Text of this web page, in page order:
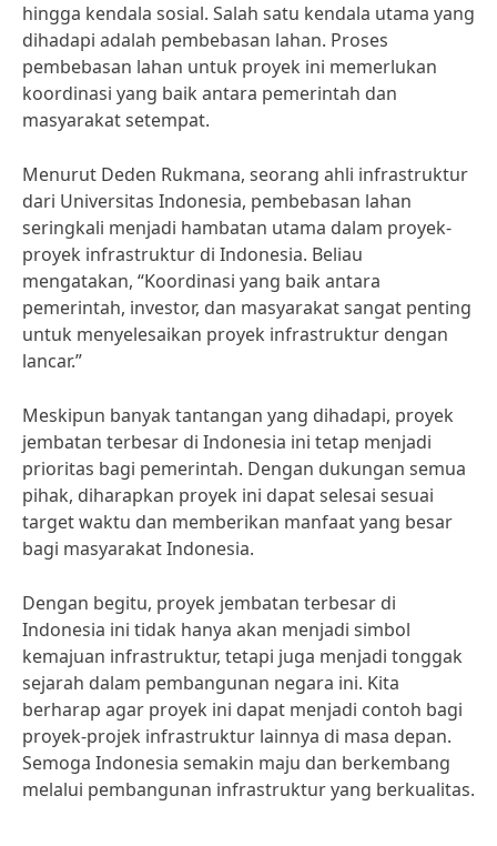
hingga kendala sosial. Salah satu kendala utama yang
dihadapi adalah pembebasan lahan. Proses
pembebasan lahan untuk proyek ini memerlukan
koordinasi yang baik antara pemerintah dan
masyarakat setempat.
Menurut Deden Rukmana, seorang ahli infrastruktur
dari Universitas Indonesia, pembebasan lahan
seringkali menjadi hambatan utama dalam proyek-
proyek infrastruktur di Indonesia. Beliau
mengatakan, “Koordinasi yang baik antara
pemerintah, investor, dan masyarakat sangat penting
untuk menyelesaikan proyek infrastruktur dengan
lancar.”
Meskipun banyak tantangan yang dihadapi, proyek
jembatan terbesar di Indonesia ini tetap menjadi
prioritas bagi pemerintah. Dengan dukungan semua
pihak, diharapkan proyek ini dapat selesai sesuai
target waktu dan memberikan manfaat yang besar
bagi masyarakat Indonesia.
Dengan begitu, proyek jembatan terbesar di
Indonesia ini tidak hanya akan menjadi simbol
kemajuan infrastruktur, tetapi juga menjadi tonggak
sejarah dalam pembangunan negara ini. Kita
berharap agar proyek ini dapat menjadi contoh bagi
proyek-projek infrastruktur lainnya di masa depan.
Semoga Indonesia semakin maju dan berkembang
melalui pembangunan infrastruktur yang berkualitas.